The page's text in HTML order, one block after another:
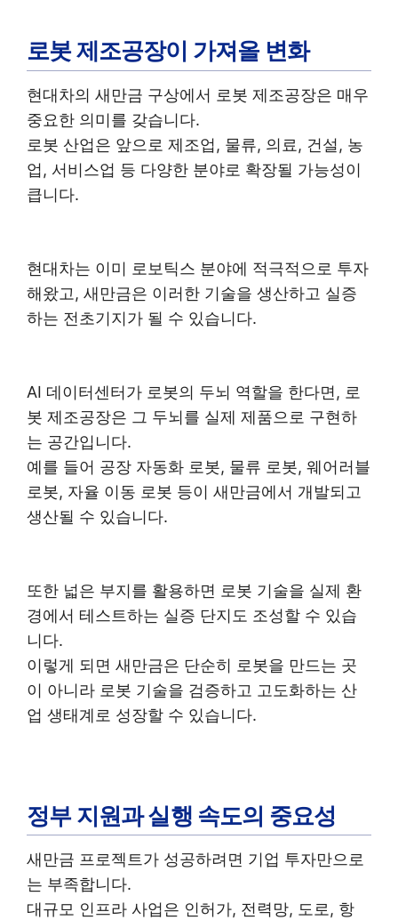
로봇 제조공장이 가져올 변화
현대차의 새만금 구상에서 로봇 제조공장은 매우
중요한 의미를 갖습니다.
로봇 산업은 앞으로 제조업, 물류, 의료, 건설, 농
업, 서비스업 등 다양한 분야로 확장될 가능성이
큽니다.
현대차는 이미 로보틱스 분야에 적극적으로 투자
해왔고, 새만금은 이러한 기술을 생산하고 실증
하는 전초기지가 될 수 있습니다.
AI 데이터센터가 로봇의 두뇌 역할을 한다면, 로
봇 제조공장은 그 두뇌를 실제 제품으로 구현하
는 공간입니다.
예를 들어 공장 자동화 로봇, 물류 로봇, 웨어러블
로봇, 자율 이동 로봇 등이 새만금에서 개발되고
생산될 수 있습니다.
또한 넓은 부지를 활용하면 로봇 기술을 실제 환
경에서 테스트하는 실증 단지도 조성할 수 있습
니다.
이렇게 되면 새만금은 단순히 로봇을 만드는 곳
이 아니라 로봇 기술을 검증하고 고도화하는 산
업 생태계로 성장할 수 있습니다.
정부 지원과 실행 속도의 중요성
새만금 프로젝트가 성공하려면 기업 투자만으로
는 부족합니다.
대규모 인프라 사업은 인허가, 전력망, 도로, 항